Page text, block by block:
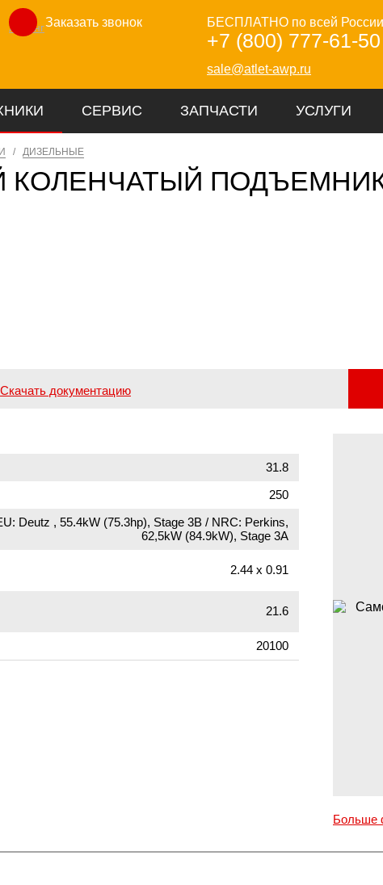
ЛизингЗаказать звонок БЕСПЛАТНО по всей России
+7 (800) 777-61-50
sale@atlet-awp.ru
СЕРВИС ЗАПЧАСТИ УСЛУГИ
/ ДИЗЕЛЬНЫЕ
КОЛЕНЧАТЫЙ
Скачать документацию
31.8
250
Deutz , 55.4kW (75.3hp), Stage 3B / NRC: Perkins,
62,5kW (84.9kW), Stage 3A
2.44 х 0.91
21.6
20100
Больше